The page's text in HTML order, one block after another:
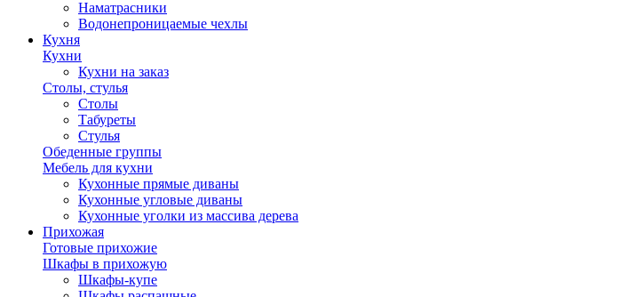
Наматрасники
Водонепроницаемые чехлы
Кухня
Кухни
Кухни на заказ
Столы, стулья
Столы
Табуреты
Стулья
Обеденные группы
Мебель для кухни
Кухонные прямые диваны
Кухонные угловые диваны
Кухонные уголки из массива дерева
Прихожая
Готовые прихожие
Шкафы в прихожую
Шкафы-купе